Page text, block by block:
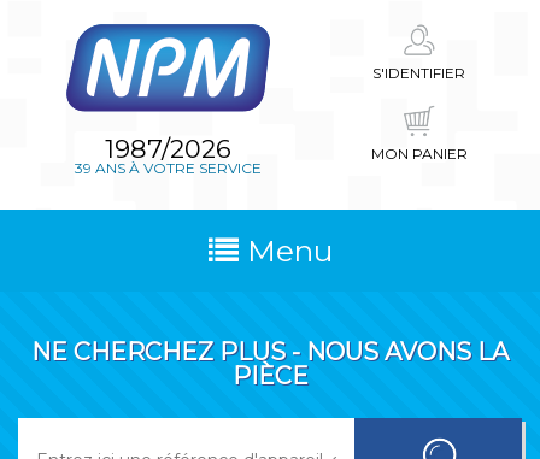
1987/2026
39 ANS À VOTRE SERVICE
S'IDENTIFIER
MON PANIER
Menu
NE CHERCHEZ PLUS - NOUS AVONS LA
PIÈCE